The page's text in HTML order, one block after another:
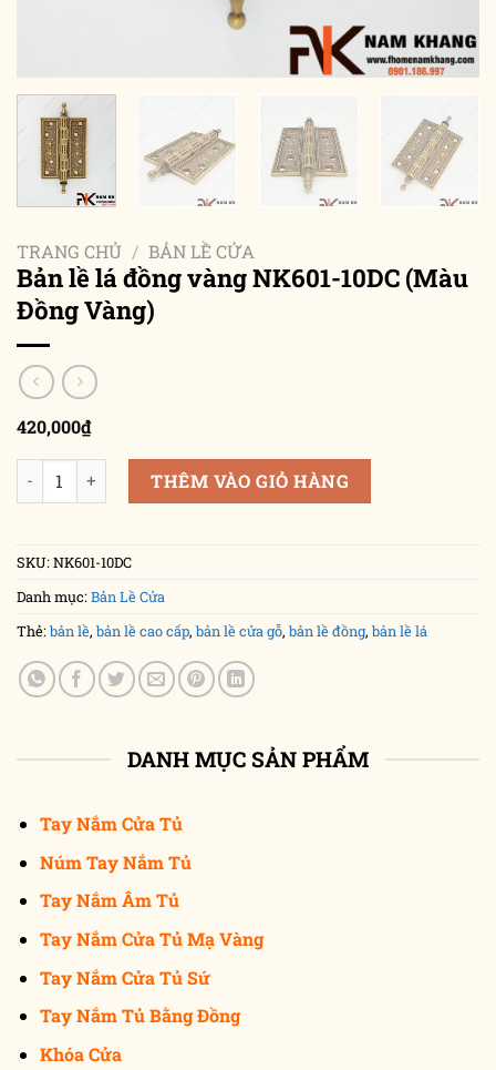
TRANG CHỦ / BẢN LỀ CỬA
Bản lề lá đồng vàng NK601-10DC (Màu
Đồng Vàng)
420,000₫
Bản lề lá đồng vàng NK601-10DC (Màu Đồng Vàng) số lượng
THÊM VÀO GIỎ HÀNG
SKU:NK601-10DC
Danh mục:Bản Lề Cửa
Thẻ:bản lề, bản lề cao cấp, bản lề cửa gỗ, bản lề đồng, bản lề lá
DANH MỤC SẢN PHẨM
Tay Nắm Cửa Tủ
Núm Tay Nắm Tủ
Tay Nắm Âm Tủ
Tay Nắm Cửa Tủ Mạ Vàng
Tay Nắm Cửa Tủ Sứ
Tay Nắm Tủ Bằng Đồng
Khóa Cửa